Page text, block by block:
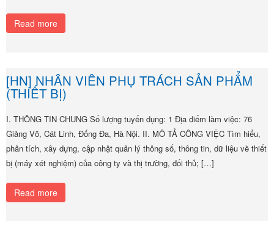
Read more
[HN] NHÂN VIÊN PHỤ TRÁCH SẢN PHẨM
(THIẾT BỊ)
I. THÔNG TIN CHUNG Số lượng tuyển dụng: 1 Địa điểm làm việc: 76
Giảng Võ, Cát Linh, Đống Đa, Hà Nội. II. MÔ TẢ CÔNG VIỆC Tìm hiểu,
phân tích, xây dựng, cập nhật quản lý thông số, thông tin, dữ liệu về thiết
bị (máy xét nghiệm) của công ty và thị trường, đối thủ; […]
Read more